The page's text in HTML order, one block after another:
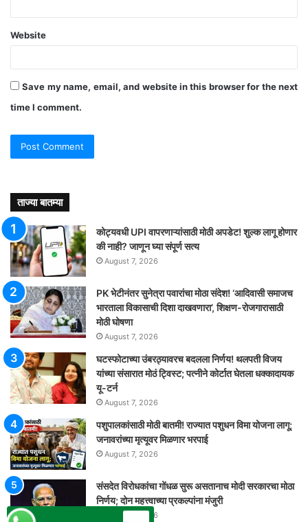
Website
Save my name, email, and website in this browser for the next
time I comment.
ताज्या बातम्या
कोट्यवधी UPI वापरणाऱ्यांसाठी मोठी अपडेट! शुल्क लागू होणार
की नाही? जाणून घ्या संपूर्ण सत्य
August 7, 2026
PK भेटीनंतर सुनेत्रा पवारांचा मोठा संदेश! ‘आदिवासी समाजच
भारताला विकासाची दिशा दाखवणारा’, शिक्षण-रोजगारासाठी
मोठी घोषणा
August 7, 2026
घटस्फोटाच्या उंबरठ्यावरच बदलला निर्णय! थलपती विजय
यांच्या संसारात मोठं ट्विस्ट; पत्नीने कोर्टात घेतला धक्कादायक
यू-टर्न
August 7, 2026
पशुपालकांसाठी मोठी बातमी! राज्यात पशुधन विमा योजना लागू;
जनावरांच्या मृत्यूवर मिळणार भरपाई
August 7, 2026
संसदेत विरोधकांचा गोंधळ सुरू असतानाच मोदी सरकारचा मोठा
निर्णय; दोन महत्त्वाच्या प्रकल्पांना मंजुरी
August 7, 2026